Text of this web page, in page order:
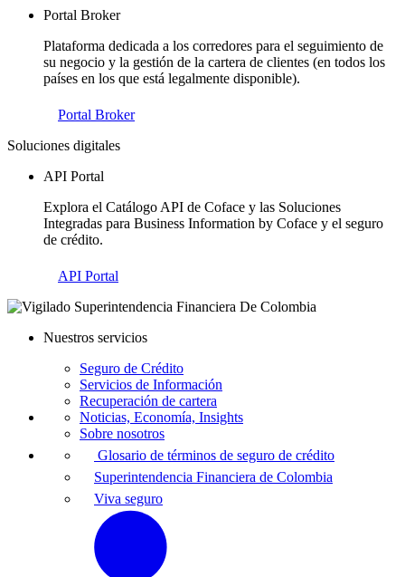
Portal Broker
Plataforma dedicada a los corredores para el seguimiento de
su negocio y la gestión de la cartera de clientes (en todos los
países en los que está legalmente disponible).
Portal Broker
Soluciones digitales
API Portal
Explora el Catálogo API de Coface y las Soluciones
Integradas para Business Information by Coface y el seguro
de crédito.
API Portal
Nuestros servicios
Seguro de Crédito
Servicios de Información
Recuperación de cartera
Noticias, Economía, Insights
Sobre nosotros
Glosario de términos de seguro de crédito
Superintendencia Financiera de Colombia
Viva seguro